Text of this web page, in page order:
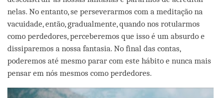
nelas. No entanto, se perseverarmos com a meditação na
vacuidade, então, gradualmente, quando nos rotularmos
como perdedores, perceberemos que isso é um absurdo e
dissiparemos a nossa fantasia. No final das contas,
poderemos até mesmo parar com este hábito e nunca mais
pensar em nós mesmos como perdedores.